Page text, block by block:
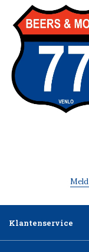
Klantenservice